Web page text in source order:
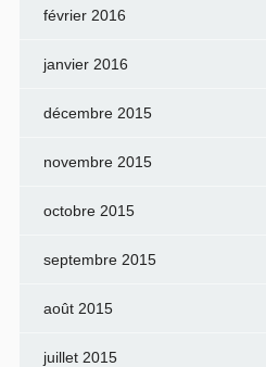
février 2016
janvier 2016
décembre 2015
novembre 2015
octobre 2015
septembre 2015
août 2015
juillet 2015